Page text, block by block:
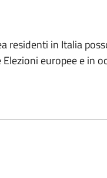
residenti in Italia
europee e in